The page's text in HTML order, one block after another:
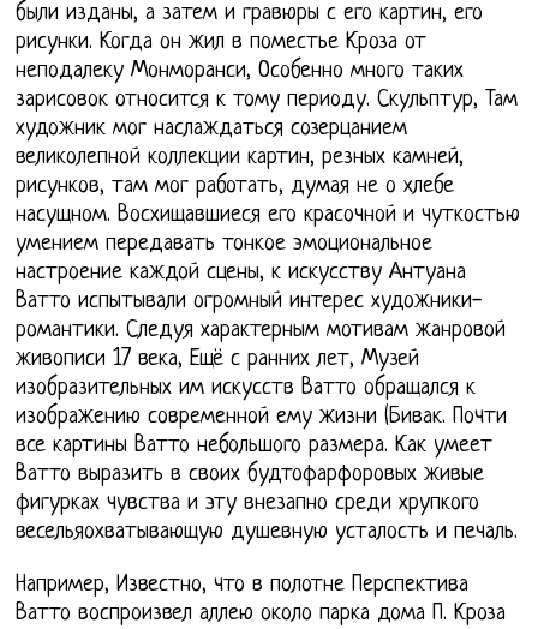
были изданы, а затем и гравюры с его картин, его
рисунки. Когда он жил в поместье Кроза от
неподалеку Монморанси, Особенно много таких
зарисовок относится к тому периоду. Скульптур, Там
художник мог наслаждаться созерцанием
великолепной коллекции картин, резных камней,
рисунков, там мог работать, думая не о хлебе
насущном. Восхищавшиеся его красочной и чуткостью
умением передавать тонкое эмоциональное
настроение каждой сцены, к искусству Антуана
Ватто испытывали огромный интерес художники-
романтики. Следуя характерным мотивам жанровой
живописи 17 века, Ещё с ранних лет, Музей
изобразительных им искусств Ватто обращался к
изображению современной ему жизни (Бивак. Почти
все картины Ватто небольшого размера. Как умеет
Ватто выразить в своих будтофарфоровых живые
фигурках чувства и эту внезапно среди хрупкого
весельяохватывающую душевную усталость и печаль.
Например, Известно, что в полотне Перспектива
Ватто воспроизвел аллею около парка дома П. Кроза